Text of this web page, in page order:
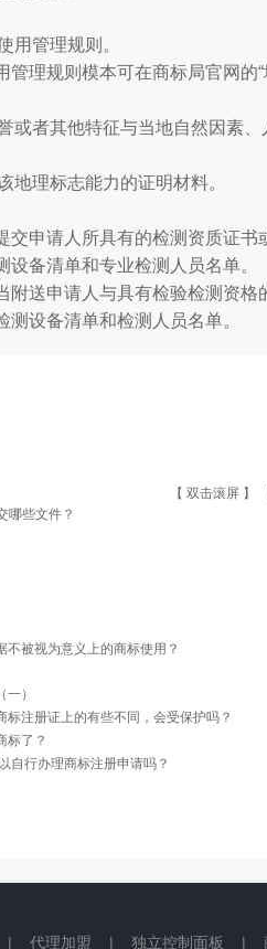
用管理规则。
管理规则模本可在商标局官网的
或者其他特征与当地自然因素、
地理标志能力的证明材料。
交申请人所具有的检测资质证
备清单和专业检测人员名单。
附送申请人与具有检验检测资
设备清单和检测人员名单。
【 双击滚屏 】
哪些文件？
被视为意义上的商标使用？
）
注册证上的有些不同，会受保护吗？
标了？
自行办理商标注册申请吗？
| 代理加盟 | 独立控制面板 |